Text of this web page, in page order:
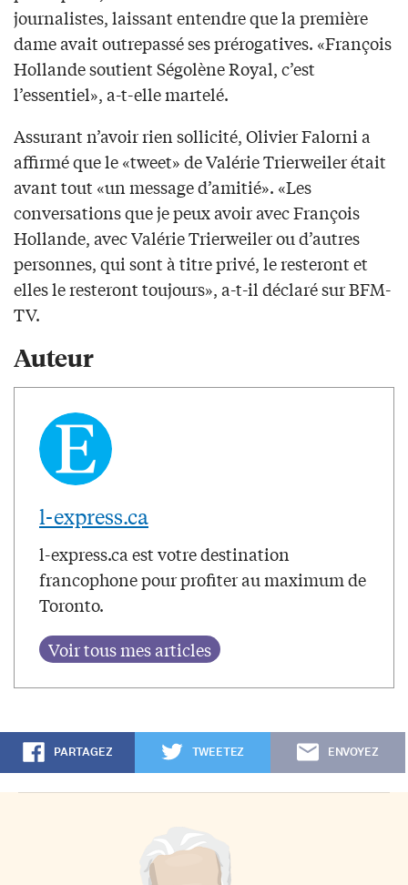
journalistes, laissant entendre que la première
dame avait outrepassé ses prérogatives. «François
Hollande soutient Ségolène Royal, c’est
l’essentiel», a-t-elle martelé.
Assurant n’avoir rien sollicité, Olivier Falorni a
affirmé que le «tweet» de Valérie Trierweiler était
avant tout «un message d’amitié». «Les
conversations que je peux avoir avec François
Hollande, avec Valérie Trierweiler ou d’autres
personnes, qui sont à titre privé, le resteront et
elles le resteront toujours», a-t-il déclaré sur BFM-
TV.
Auteur
l-express.ca
l-express.ca est votre destination
francophone pour profiter au maximum de
Toronto.
PARTAGEZ TWEETEZ ENVOYEZ